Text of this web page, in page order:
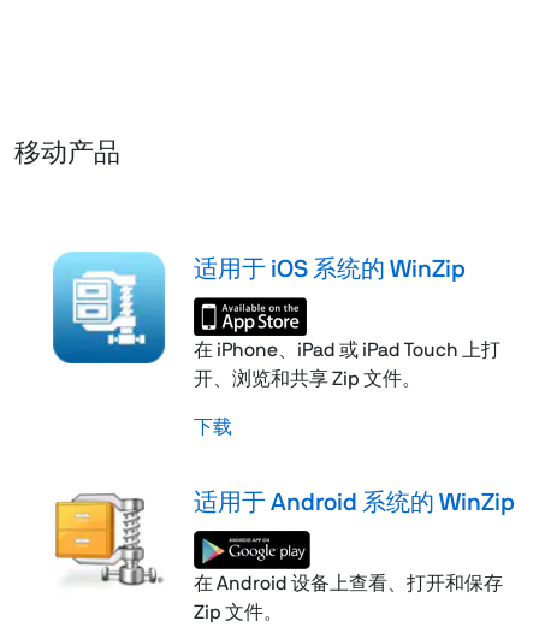
移动产品
适用于 iOS 系统的 WinZip
在 iPhone、iPad 或 iPad Touch 上打
开、浏览和共享 Zip 文件。
下载
适用于 Android 系统的 WinZip
在 Android 设备上查看、打开和保存
Zip 文件。